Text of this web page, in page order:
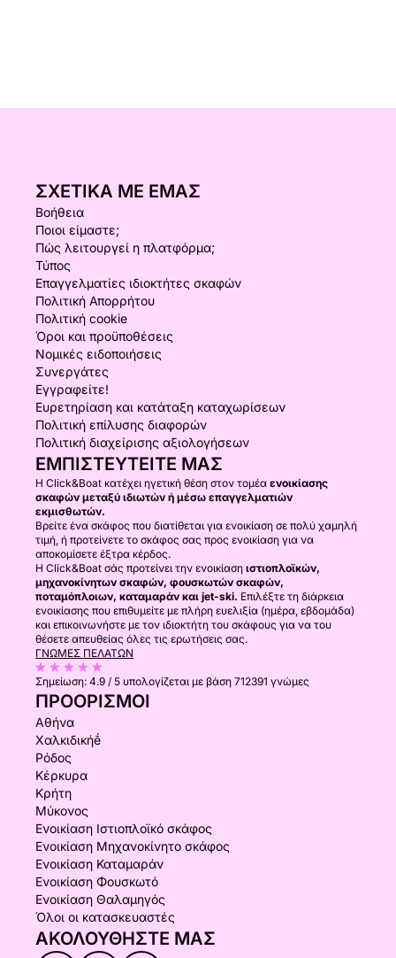
ΣΧΕΤΙΚΆ ΜΕ ΕΜΆΣ
Βοήθεια
Ποιοι είμαστε;
Πώς λειτουργεί η πλατφόρμα;
Τύπος
Επαγγελματίες ιδιοκτήτες σκαφών
Πολιτική Απορρήτου
Πολιτική cookie
Όροι και προϋποθέσεις
Νομικές ειδοποιήσεις
Συνεργάτες
Εγγραφείτε!
Ευρετηρίαση και κατάταξη καταχωρίσεων
Πολιτική επίλυσης διαφορών
Πολιτική διαχείρισης αξιολογήσεων
ΕΜΠΙΣΤΕΥΤΕΊΤΕ ΜΑΣ
Η Click&Boat κατέχει ηγετική θέση στον τομέα ενοικίασης
σκαφών μεταξύ ιδιωτών ή μέσω επαγγελματιών
εκμισθωτών.
Βρείτε ένα σκάφος που διατίθεται για ενοικίαση σε πολύ χαμηλή
τιμή, ή προτείνετε το σκάφος σας προς ενοικίαση για να
αποκομίσετε έξτρα κέρδος.
Η Click&Boat σάς προτείνει την ενοικίαση ιστιοπλοϊκών,
μηχανοκίνητων σκαφών, φουσκωτών σκαφών,
ποταμόπλοιων, καταμαράν και jet-ski. Επιλέξτε τη διάρκεια
ενοικίασης που επιθυμείτε με πλήρη ευελιξία (ημέρα, εβδομάδα)
και επικοινωνήστε με τον ιδιοκτήτη του σκάφους για να του
θέσετε απευθείας όλες τις ερωτήσεις σας.
ΓΝΏΜΕΣ ΠΕΛΑΤΏΝ
Σημείωση: 4.9 / 5 υπολογίζεται με βάση 712391 γνώμες
ΠΡΟΟΡΙΣΜΟΊ
Αθήνα
Χαλκιδικήḗ
Ρόδος
Κέρκυρα
Κρήτη
Μύκονος
Ενοικίαση Ιστιοπλοϊκό σκάφος
Ενοικίαση Μηχανοκίνητο σκάφος
Ενοικίαση Καταμαράν
Ενοικίαση Φουσκωτό
Ενοικίαση Θαλαμηγός
Όλοι οι κατασκευαστές
ΑΚΟΛΟΥΘΉΣΤΕ ΜΑΣ